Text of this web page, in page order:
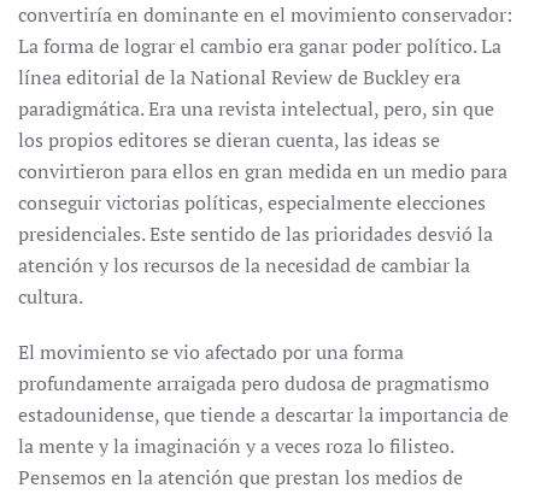
convertiría en dominante en el movimiento conservador:
La forma de lograr el cambio era ganar poder político. La
línea editorial de la National Review de Buckley era
paradigmática. Era una revista intelectual, pero, sin que
los propios editores se dieran cuenta, las ideas se
convirtieron para ellos en gran medida en un medio para
conseguir victorias políticas, especialmente elecciones
presidenciales. Este sentido de las prioridades desvió la
atención y los recursos de la necesidad de cambiar la
cultura.
El movimiento se vio afectado por una forma
profundamente arraigada pero dudosa de pragmatismo
estadounidense, que tiende a descartar la importancia de
la mente y la imaginación y a veces roza lo filisteo.
Pensemos en la atención que prestan los medios de